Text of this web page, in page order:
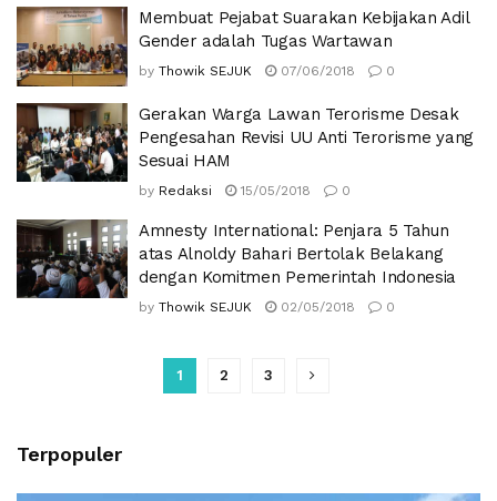
Membuat Pejabat Suarakan Kebijakan Adil
Gender adalah Tugas Wartawan
by Thowik SEJUK 07/06/2018 0
Gerakan Warga Lawan Terorisme Desak
Pengesahan Revisi UU Anti Terorisme yang
Sesuai HAM
by Redaksi 15/05/2018 0
Amnesty International: Penjara 5 Tahun
atas Alnoldy Bahari Bertolak Belakang
dengan Komitmen Pemerintah Indonesia
by Thowik SEJUK 02/05/2018 0
1 2 3
Terpopuler